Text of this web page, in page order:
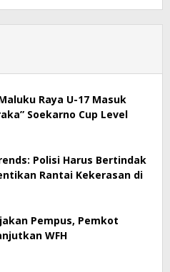
Raya U-17 Masuk
Soekarno Cup Level
Polisi Harus Bertindak
Rantai Kekerasan di
Pempus, Pemkot
WFH